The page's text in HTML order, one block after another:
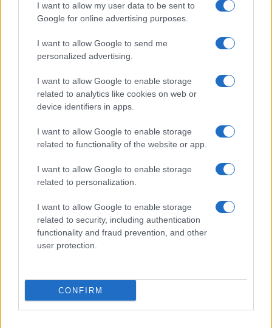
I want to allow my user data to be sent to
Google for online advertising purposes.
I want to allow Google to send me
personalized advertising.
I want to allow Google to enable storage
related to analytics like cookies on web or
device identifiers in apps.
I want to allow Google to enable storage
related to functionality of the website or app.
I want to allow Google to enable storage
related to personalization.
I want to allow Google to enable storage
related to security, including authentication
functionality and fraud prevention, and other
user protection.
CONFIRM
IL PIÙ LETTO DEL MESE